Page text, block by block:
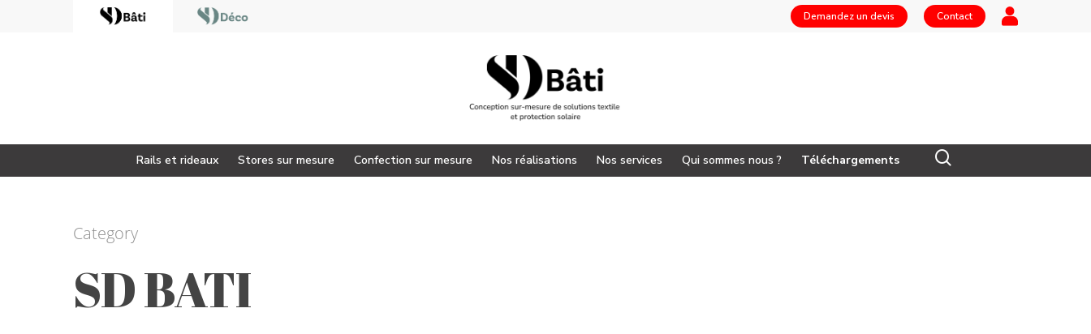
Demandez un devis Contact
Rails et rideaux Stores sur mesure Confection sur mesure Nos réalisations Nos services Qui sommes nous ? Téléchargements
Category
SD BATI